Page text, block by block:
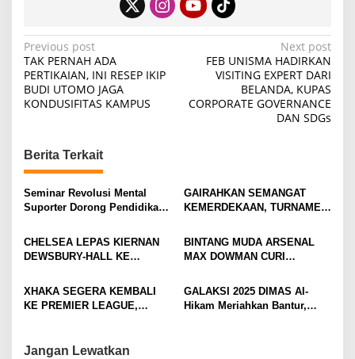
P
o
s
a
v
i
a
i
o
n
Previous post
TAK PERNAH ADA
PERTIKAIAN, INI RESEP IKIP
BUDI UTOMO JAGA
KONDUSIFITAS KAMPUS
Next post
FEB UNISMA HADIRKAN
VISITING EXPERT DARI
BELANDA, KUPAS
CORPORATE GOVERNANCE
DAN SDGs
Berita Terkait
Seminar Revolusi Mental
Suporter Dorong Pendidikan
GAIRAHKAN SEMANGAT
KEMERDEKAAN, TURNAMEN
MOJOKERTO RAYA RESMI
BERGULIR
CHELSEA LEPAS KIERNAN
DEWSBURY-HALL KE
SANG GELANDANG DIMULAI
BINTANG MUDA ARSENAL
MAX DOWMAN CURI
PRAMUSIM ASIA
XHAKA SEGERA KEMBALI
KE PREMIER LEAGUE,
GALAKSI 2025 DIMAS Al-
Hikam Meriahkan Bantur,
Jangan Lewatkan